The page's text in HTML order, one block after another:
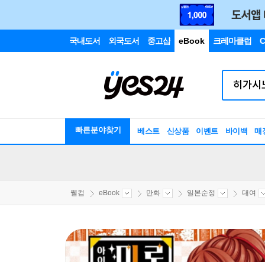
국내도서 외국도서 중고샵 eBook 크레마클럽
빠른분야찾기 베스트 신상품 이벤트 바이백 매
웰컴 eBook 만화 일본순정 대여